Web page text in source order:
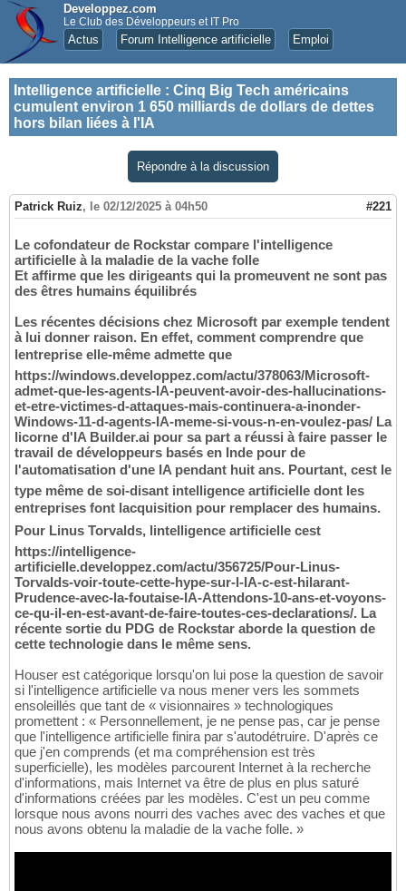
Developpez.com
Le Club des Développeurs et IT Pro
Actus Forum Intelligence artificielle Emploi
Intelligence artificielle : Cinq Big Tech américains
cumulent environ 1 650 milliards de dollars de dettes
hors bilan liées à l'IA
Répondre à la discussion
Patrick Ruiz, le 02/12/2025 à 04h50 #221
Le cofondateur de Rockstar compare l'intelligence
artificielle à la maladie de la vache folle
Et affirme que les dirigeants qui la promeuvent ne sont pas
des êtres humains équilibrés
Les récentes décisions chez Microsoft par exemple tendent
à lui donner raison. En effet, comment comprendre que
lentreprise elle-même admette que
https://windows.developpez.com/actu/378063/Microsoft-
admet-que-les-agents-IA-peuvent-avoir-des-hallucinations-
et-etre-victimes-d-attaques-mais-continuera-a-inonder-
Windows-11-d-agents-IA-meme-si-vous-n-en-voulez-pas/ La
licorne d'IA Builder.ai pour sa part a réussi à faire passer le
travail de développeurs basés en Inde pour de
l'automatisation d'une IA pendant huit ans. Pourtant, cest le
type même de soi-disant intelligence artificielle dont les
entreprises font lacquisition pour remplacer des humains.
Pour Linus Torvalds, lintelligence artificielle cest
https://intelligence-
artificielle.developpez.com/actu/356725/Pour-Linus-
Torvalds-voir-toute-cette-hype-sur-l-IA-c-est-hilarant-
Prudence-avec-la-foutaise-IA-Attendons-10-ans-et-voyons-
ce-qu-il-en-est-avant-de-faire-toutes-ces-declarations/. La
récente sortie du PDG de Rockstar aborde la question de
cette technologie dans le même sens.
Houser est catégorique lorsqu'on lui pose la question de savoir
si l'intelligence artificielle va nous mener vers les sommets
ensoleillés que tant de « visionnaires » technologiques
promettent : « Personnellement, je ne pense pas, car je pense
que l'intelligence artificielle finira par s'autodétruire. D'après ce
que j'en comprends (et ma compréhension est très
superficielle), les modèles parcourent Internet à la recherche
d'informations, mais Internet va être de plus en plus saturé
d'informations créées par les modèles. C'est un peu comme
lorsque nous avons nourri des vaches avec des vaches et que
nous avons obtenu la maladie de la vache folle. »